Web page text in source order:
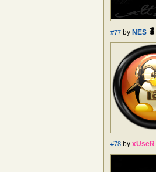
#77 by NES
#78 by xUseR